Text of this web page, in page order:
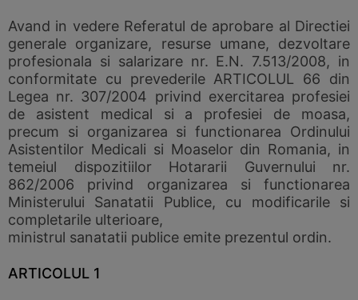
Avand in vedere Referatul de aprobare al Directiei
generale organizare, resurse umane, dezvoltare
profesionala si salarizare nr. E.N. 7.513/2008, in
conformitate cu prevederile ARTICOLUL 66 din
Legea nr. 307/2004 privind exercitarea profesiei
de asistent medical si a profesiei de moasa,
precum si organizarea si functionarea Ordinului
Asistentilor Medicali si Moaselor din Romania, in
temeiul dispozitiilor Hotararii Guvernului nr.
862/2006 privind organizarea si functionarea
Ministerului Sanatatii Publice, cu modificarile si
completarile ulterioare,
ministrul sanatatii publice emite prezentul ordin.
ARTICOLUL 1